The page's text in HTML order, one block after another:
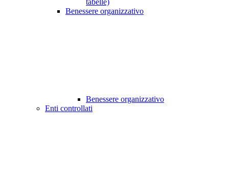
tabelle)
Benessere organizzativo
Benessere organizzativo
Enti controllati